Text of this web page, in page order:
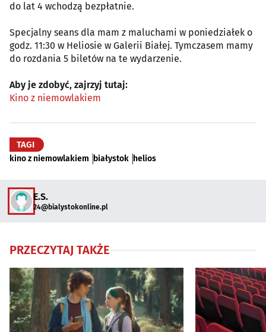
do lat 4 wchodzą bezpłatnie.
Specjalny seans dla mam z maluchami w poniedziałek o
godz. 11:30 w Heliosie w Galerii Białej. Tymczasem mamy
do rozdania 5 biletów na te wydarzenie.
Aby je zdobyć, zajrzyj tutaj:
Kino z niemowlakiem
TAGI
kino z niemowlakiem białystok helios
E.S.
24@bialystokonline.pl
PRZECZYTAJ TAKŻE